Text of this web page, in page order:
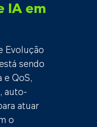
IA em
Evolução
sendo
e QoS,
auto-
atuar
o